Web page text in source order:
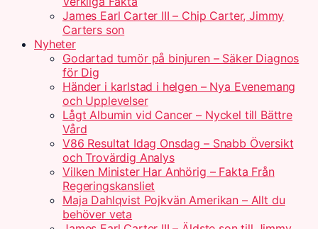
James Earl Carter III – Chip Carter, Jimmy
Carters son
Nyheter
Godartad tumör på binjuren – Säker Diagnos
för Dig
Händer i karlstad i helgen – Nya Evenemang
och Upplevelser
Lågt Albumin vid Cancer – Nyckel till Bättre
Vård
V86 Resultat Idag Onsdag – Snabb Översikt
och Trovärdig Analys
Vilken Minister Har Anhörig – Fakta Från
Regeringskansliet
Maja Dahlqvist Pojkvän Amerikan – Allt du
behöver veta